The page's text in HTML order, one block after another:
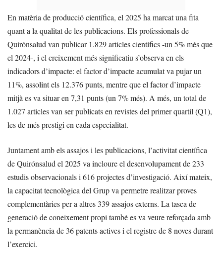
En matèria de producció científica, el 2025 ha marcat una fita
quant a la qualitat de les publicacions. Els professionals de
Quirónsalud van publicar 1.829 articles científics -un 5% més que
el 2024-, i el creixement més significatiu s’observa en els
indicadors d’impacte: el factor d’impacte acumulat va pujar un
11%, assolint els 12.376 punts, mentre que el factor d’impacte
mitjà es va situar en 7,31 punts (un 7% més). A més, un total de
1.027 articles van ser publicats en revistes del primer quartil (Q1),
les de més prestigi en cada especialitat.
Juntament amb els assajos i les publicacions, l’activitat científica
de Quirónsalud el 2025 va incloure el desenvolupament de 233
estudis observacionals i 616 projectes d’investigació. Així mateix,
la capacitat tecnològica del Grup va permetre realitzar proves
complementàries per a altres 339 assajos externs. La tasca de
generació de coneixement propi també es va veure reforçada amb
la permanència de 36 patents actives i el registre de 8 noves durant
l’exercici.